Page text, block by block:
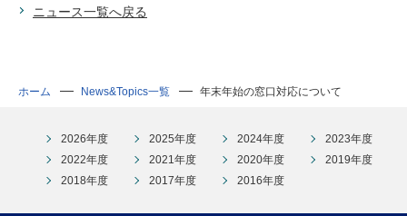
ニュース一覧へ戻る
ホーム News&Topics一覧 年末年始の窓口対応について
2026年度 2025年度 2024年度
2023年度
2022年度
2021年度 2020年度
2019年度
2018年度
2017年度 2016年度